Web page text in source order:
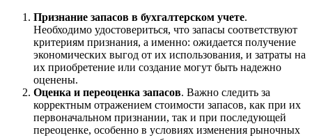
Признание запасов в бухгалтерском учете.
Необходимо удостовериться, что запасы соответствуют
критериям признания, а именно: ожидается получение
экономических выгод от их использования, и затраты на
их приобретение или создание могут быть надежно
оценены.
Оценка и переоценка запасов. Важно следить за
корректным отражением стоимости запасов, как при их
первоначальном признании, так и при последующей
переоценке, особенно в условиях изменения рыночных